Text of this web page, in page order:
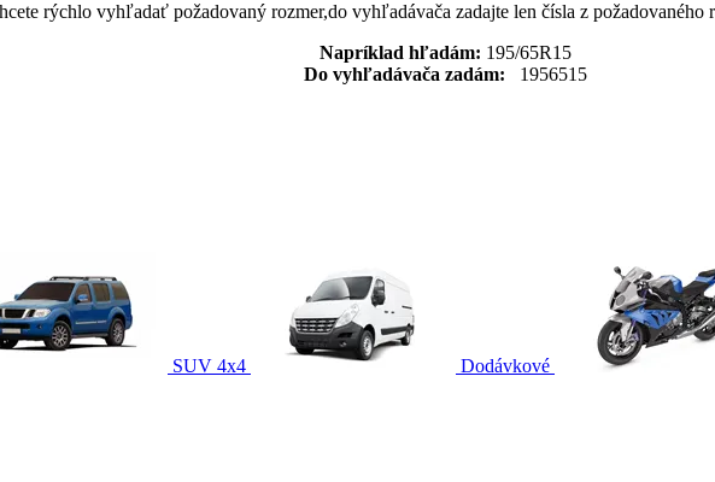
rýchlo vyhľadať požadovaný rozmer,do vyhľadávača zadajte len čísla z
Napríklad hľadám: 195/65R15
Do vyhľadávača zadám: 1956515
SUV 4x4
Dodávkové